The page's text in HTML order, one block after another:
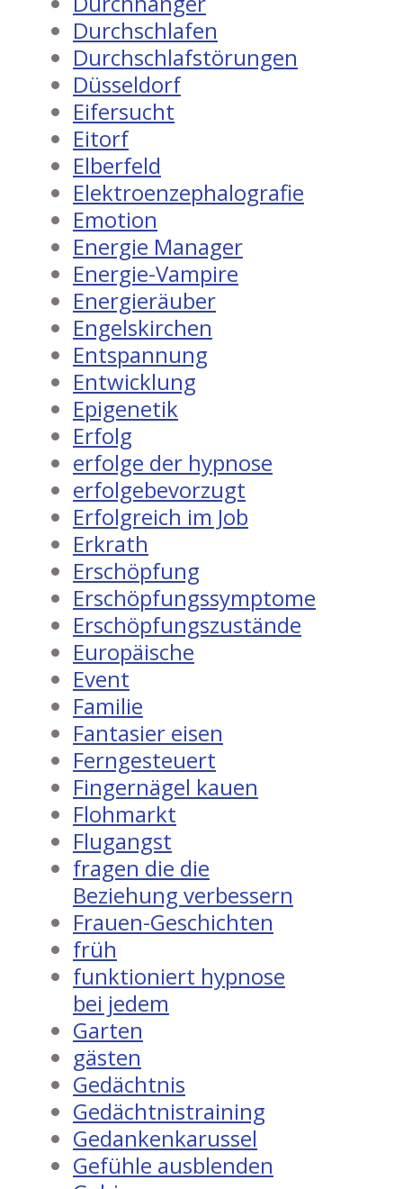
Durchschlafen
Durchschlafstörungen
Düsseldorf
Eifersucht
Eitorf
Elberfeld
Elektroenzephalografie
Emotion
Energie Manager
Energie-Vampire
Energieräuber
Engelskirchen
Entspannung
Entwicklung
Epigenetik
Erfolg
erfolge der hypnose
erfolgebevorzugt
Erfolgreich im Job
Erkrath
Erschöpfung
Erschöpfungssymptome
Erschöpfungszustände
Europäische
Event
Familie
Fantasier eisen
Ferngesteuert
Fingernägel kauen
Flohmarkt
Flugangst
fragen die die
Beziehung verbessern
Frauen-Geschichten
früh
funktioniert hypnose
bei jedem
Garten
gästen
Gedächtnis
Gedächtnistraining
Gedankenkarussel
Gefühle ausblenden